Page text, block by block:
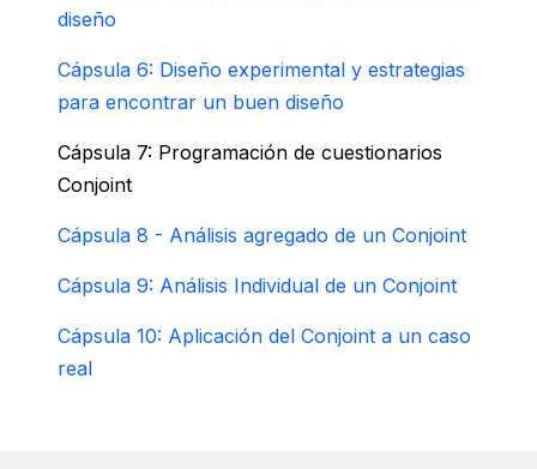
diseño
Cápsula 6: Diseño experimental y estrategias
para encontrar un buen diseño
Cápsula 7: Programación de cuestionarios
Conjoint
Cápsula 8 - Análisis agregado de un Conjoint
Cápsula 9: Análisis Individual de un Conjoint
Cápsula 10: Aplicación del Conjoint a un caso
real